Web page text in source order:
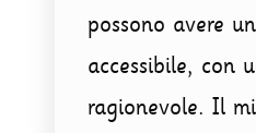
possono avere
accessibile, con
ragionevole. Il